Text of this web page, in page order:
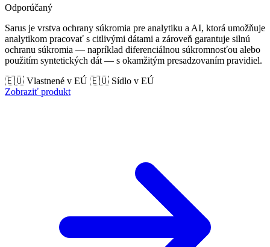
Odporúčaný
Sarus je vrstva ochrany súkromia pre analytiku a AI, ktorá umožňuje
analytikom pracovať s citlivými dátami a zároveň garantuje silnú
ochranu súkromia — napríklad diferenciálnou súkromnosťou alebo
použitím syntetických dát — s okamžitým presadzovaním pravidiel.
🇪🇺 Vlastnené v EÚ 🇪🇺 Sídlo v EÚ
Zobraziť produkt